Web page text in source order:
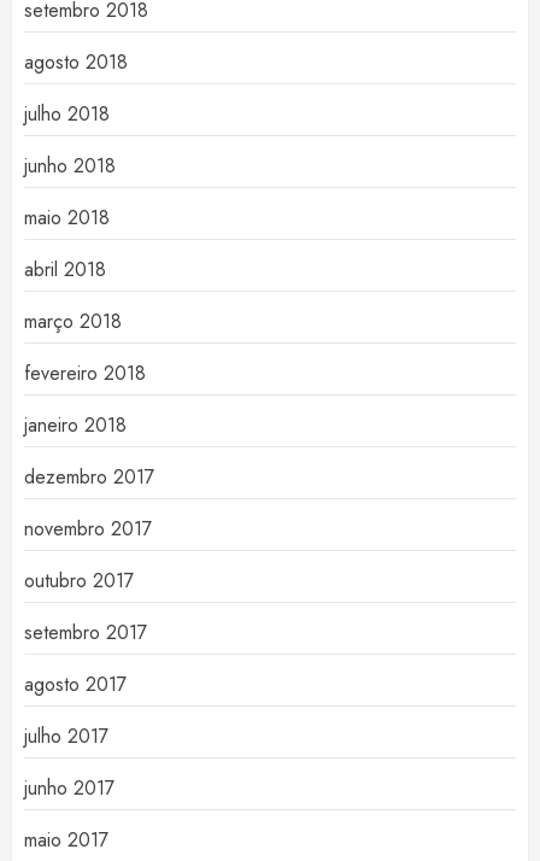
setembro 2018
agosto 2018
julho 2018
junho 2018
maio 2018
abril 2018
março 2018
fevereiro 2018
janeiro 2018
dezembro 2017
novembro 2017
outubro 2017
setembro 2017
agosto 2017
julho 2017
junho 2017
maio 2017